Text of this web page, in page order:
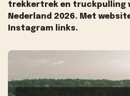
trekkertrek en truckpulling
Nederland 2026. Met
Instagram links.